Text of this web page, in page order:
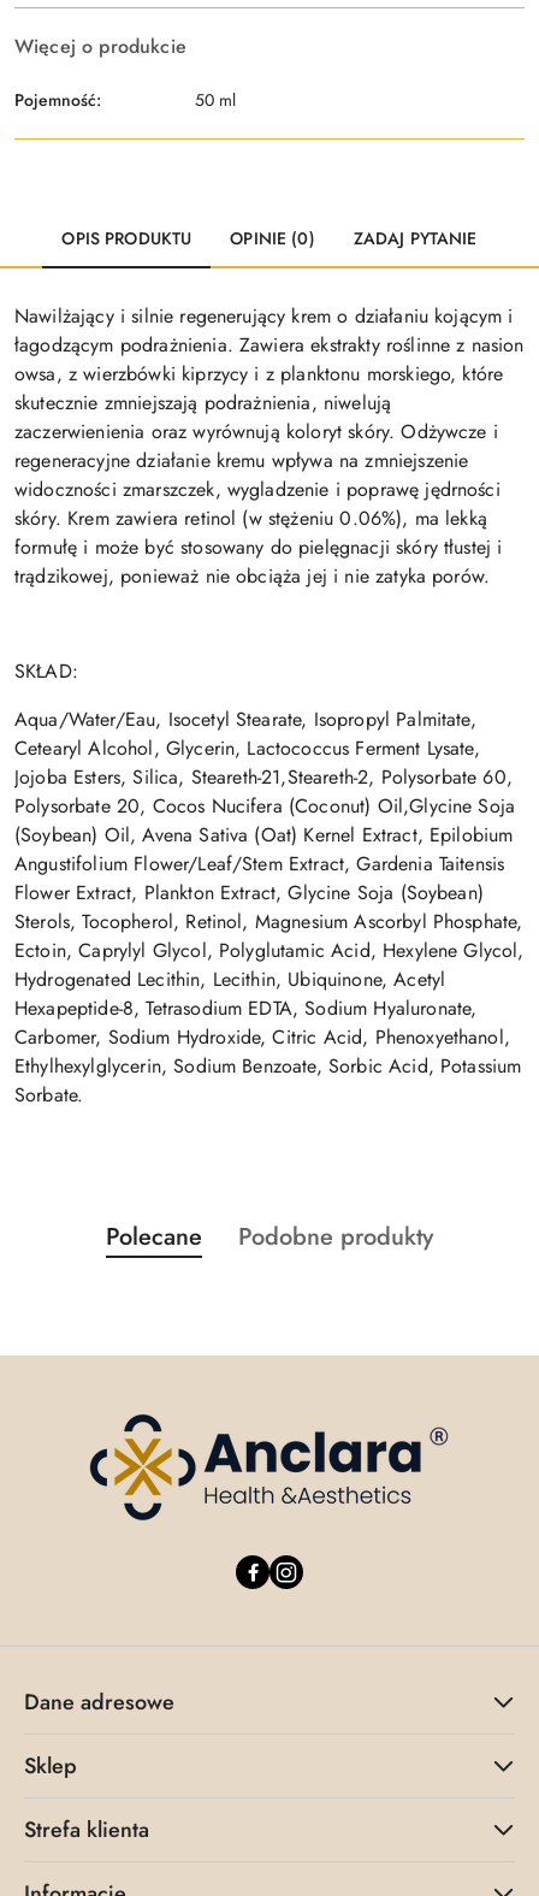
Więcej o produkcie
Pojemność: 50 ml
OPIS PRODUKTU OPINIE (0) ZADAJ PYTANIE
Nawilżający i silnie regenerujący krem o działaniu kojącym i
łagodzącym podrażnienia. Zawiera ekstrakty roślinne z nasion
owsa, z wierzbówki kiprzycy i z planktonu morskiego, które
skutecznie zmniejszają podrażnienia, niwelują
zaczerwienienia oraz wyrównują koloryt skóry. Odżywcze i
regeneracyjne działanie kremu wpływa na zmniejszenie
widoczności zmarszczek, wygladzenie i poprawę jędrności
skóry. Krem zawiera retinol (w stężeniu 0.06%), ma lekką
formułę i może być stosowany do pielęgnacji skóry tłustej i
trądzikowej, ponieważ nie obciąża jej i nie zatyka porów.
SKŁAD:
Aqua/Water/Eau, Isocetyl Stearate, Isopropyl Palmitate,
Cetearyl Alcohol, Glycerin, Lactococcus Ferment Lysate,
Jojoba Esters, Silica, Steareth-21,Steareth-2, Polysorbate 60,
Polysorbate 20, Cocos Nucifera (Coconut) Oil,Glycine Soja
(Soybean) Oil, Avena Sativa (Oat) Kernel Extract, Epilobium
Angustifolium Flower/Leaf/Stem Extract, Gardenia Taitensis
Flower Extract, Plankton Extract, Glycine Soja (Soybean)
Sterols, Tocopherol, Retinol, Magnesium Ascorbyl Phosphate,
Ectoin, Caprylyl Glycol, Polyglutamic Acid, Hexylene Glycol,
Hydrogenated Lecithin, Lecithin, Ubiquinone, Acetyl
Hexapeptide-8, Tetrasodium EDTA, Sodium Hyaluronate,
Carbomer, Sodium Hydroxide, Citric Acid, Phenoxyethanol,
Ethylhexylglycerin, Sodium Benzoate, Sorbic Acid, Potassium
Sorbate.
Pomiń karuzelę produktów
Produkty
o
Polecane
Produkty
Podobne produkty
Dane adresowe
Sklep
Strefa klienta